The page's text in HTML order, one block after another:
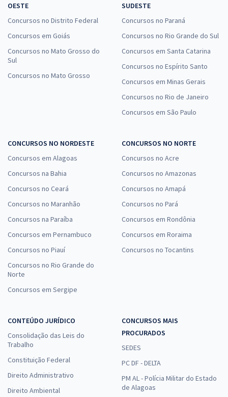
OESTE
Concursos no Distrito Federal
Concursos em Goiás
Concursos no Mato Grosso do
Sul
Concursos no Mato Grosso
SUDESTE
Concursos no Paraná
Concursos no Rio Grande do Sul
Concursos em Santa Catarina
Concursos no Espírito Santo
Concursos em Minas Gerais
Concursos no Rio de Janeiro
Concursos em São Paulo
CONCURSOS NO NORDESTE
Concursos em Alagoas
Concursos na Bahia
Concursos no Ceará
Concursos no Maranhão
Concursos na Paraíba
Concursos em Pernambuco
Concursos no Piauí
Concursos no Rio Grande do
Norte
Concursos em Sergipe
CONCURSOS NO NORTE
Concursos no Acre
Concursos no Amazonas
Concursos no Amapá
Concursos no Pará
Concursos em Rondônia
Concursos em Roraima
Concursos no Tocantins
CONTEÚDO JURÍDICO
Consolidação das Leis do
Trabalho
Constituição Federal
Direito Administrativo
Direito Ambiental
CONCURSOS MAIS
PROCURADOS
SEDES
PC DF - DELTA
PM AL - Polícia Militar do Estado
de Alagoas